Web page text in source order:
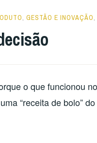
GESTÃO E INOVAÇÃO
o que funcionou no
“receita de bolo” do